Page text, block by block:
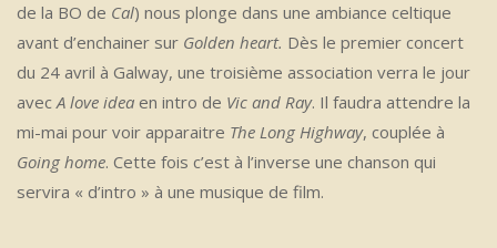
de la BO de Cal) nous plonge dans une ambiance celtique
avant d’enchainer sur Golden heart. Dès le premier concert
du 24 avril à Galway, une troisième association verra le jour
avec A love idea en intro de Vic and Ray. Il faudra attendre la
mi-mai pour voir apparaitre The Long Highway, couplée à
Going home. Cette fois c’est à l’inverse une chanson qui
servira « d’intro » à une musique de film.